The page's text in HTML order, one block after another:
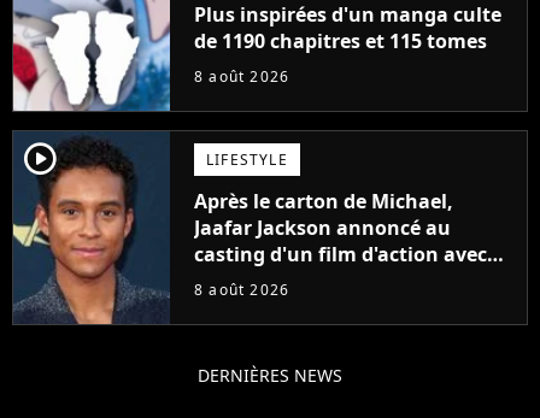
Plus inspirées d'un manga culte
de 1190 chapitres et 115 tomes
8 août 2026
player2 LIFESTYLE
Après le carton de Michael,
Jaafar Jackson annoncé au
casting d'un film d'action avec
Will Smith
8 août 2026
DERNIÈRES NEWS